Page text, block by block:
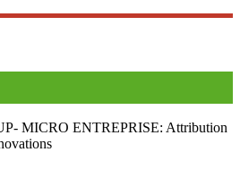
MICRO ENTREPRISE: Attribution